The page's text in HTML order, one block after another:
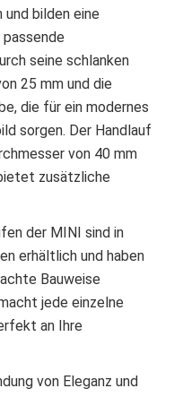
und bilden eine
seine schlanken
25 mm und die
die für ein modernes
sorgen. Der Handlauf
von 40 mm
zusätzliche
der MINI sind in
erhältlich und haben
Bauweise
jede einzelne
an Ihre
von Eleganz und